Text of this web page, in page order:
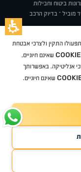
ביטוח וחבילות
מוביל – בדיוק הרכב
עובד? דרושים
טויוטהדאצ'יהפולקסווגןטסלה
TradeMobile
2026
תפעולו התקין ולצרכי אבטחת
שאינם חיוניים,
אנליטיקה. באפשרותך
שאינם חיוניים.